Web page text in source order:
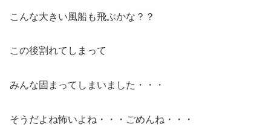
こんな大きい風船も飛ぶかな？？
この後割れてしまって
みんな固まってしまいました・・・
そうだよね怖いよね・・・ごめんね・・・